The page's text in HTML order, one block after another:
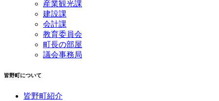
産業観光課
建設課
会計課
教育委員会
町長の部屋
議会事務局
皆野町について
皆野町紹介